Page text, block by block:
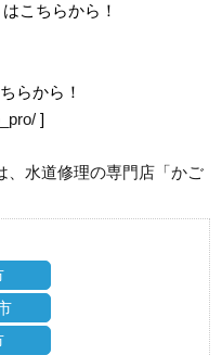
こちらから！
らから！
]
、水道修理の専門店「かご